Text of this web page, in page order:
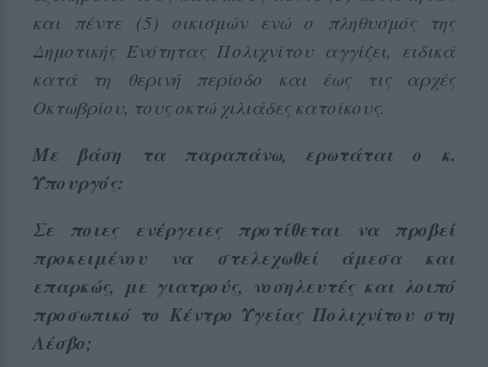
και πέντε (5) οικισμών ενώ ο πληθυσμός της
Δημοτικής Ενότητας Πολιχνίτου αγγίζει, ειδικά
κατά τη θερινή περίοδο και έως τις αρχές
Οκτωβρίου, τους οκτώ χιλιάδες κατοίκους.
Με βάση τα παραπάνω, ερωτάται ο κ.
Υπουργός:
Σε ποιες ενέργειες προτίθεται να προβεί
προκειμένου να στελεχωθεί άμεσα και
επαρκώς, με γιατρούς, νοσηλευτές και λοιπό
προσωπικό το Κέντρο Υγείας Πολιχνίτου στη
Λέσβο;